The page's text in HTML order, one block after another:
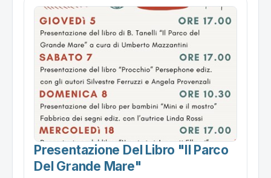
Presentazione Del Libro "il Parco
Del Grande Mare"